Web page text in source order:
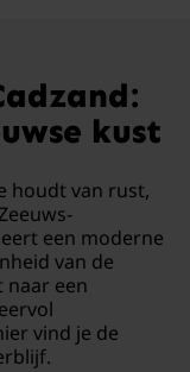
kust
houdt van rust,
een moderne
van de
naar een
vind je de